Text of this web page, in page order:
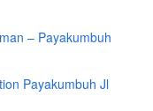
– Payakumbuh
Payakumbuh Jl